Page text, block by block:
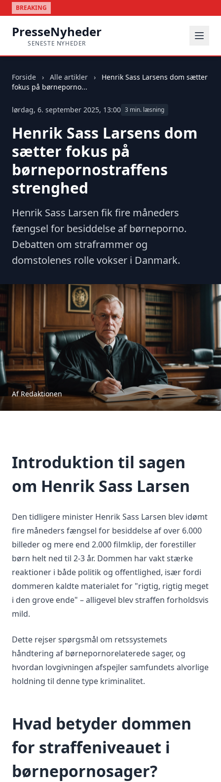
BREAKING
PresseNyheder
SENESTE NYHEDER
Forside › Alle artikler ›
Henrik Sass Larsens dom sætter
fokus på børneporno...
lørdag, 6. september 2025, 13:00 3 min. læsning
Henrik Sass Larsens dom
sætter fokus på
børnepornostraffens
strenghed
Henrik Sass Larsen fik fire måneders
fængsel for besiddelse af børneporno.
Debatten om straframmer og
domstolenes rolle vokser i Danmark.
Af Redaktionen
Introduktion til sagen
om Henrik Sass Larsen
Den tidligere minister Henrik Sass Larsen blev idømt
fire måneders fængsel for besiddelse af over 6.000
billeder og mere end 2.000 filmklip, der forestiller
børn helt ned til 2-3 år. Dommen har vakt stærke
reaktioner i både politik og offentlighed, især fordi
dommeren kaldte materialet for "rigtig, rigtig meget
i den grove ende" – alligevel blev straffen forholdsvis
mild.
Dette rejser spørgsmål om retssystemets
håndtering af børnepornorelaterede sager, og
hvordan lovgivningen afspejler samfundets alvorlige
holdning til denne type kriminalitet.
Hvad betyder dommen
for straffeniveauet i
børnepornosager?